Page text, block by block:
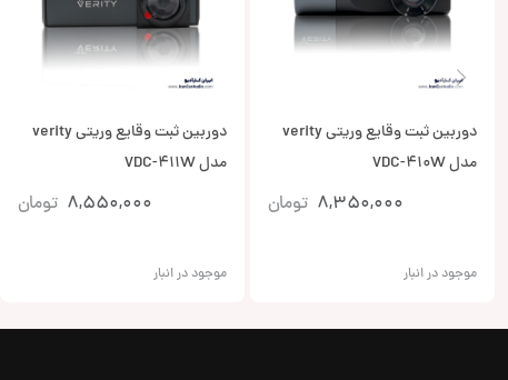
دوربین ثبت وقایع وریتی verity
مدل VDC-410W
8,350,000 تومان
موجود در انبار
دوربین ثبت وقایع وریتی verity
مدل VDC-411W
8,550,000 تومان
موجود در انبار